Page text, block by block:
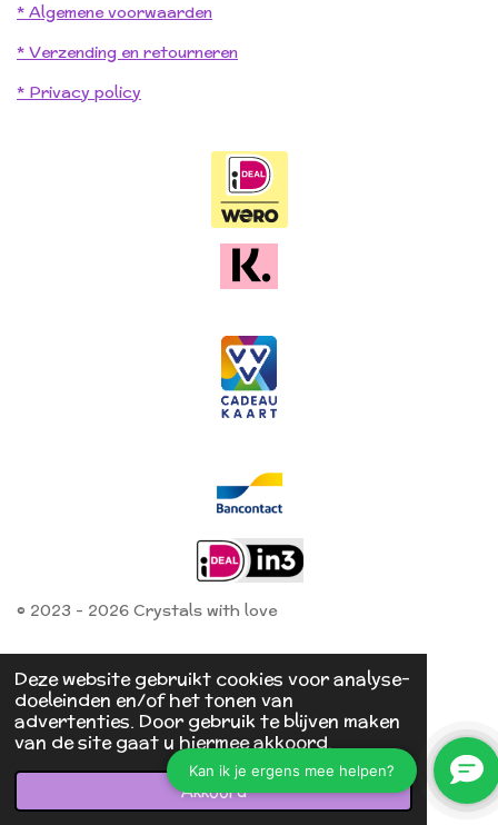
Deze website gebruikt cookies voor analyse-
doeleinden en/of het tonen van
advertenties. Door gebruik te blijven maken
van de site gaat u hiermee akkoord.
Akkoord
* Algemene voorwaarden
* Verzending en retourneren
* Privacy policy
© 2023 - 2026 Crystals with love